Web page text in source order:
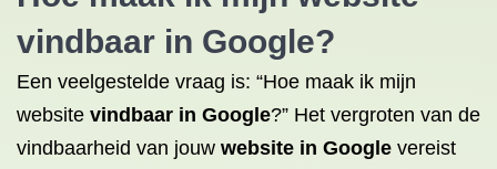
vindbaar in Google?
Een veelgestelde vraag is: “Hoe maak ik mijn
website vindbaar in Google?” Het vergroten van de
vindbaarheid van jouw website in Google vereist